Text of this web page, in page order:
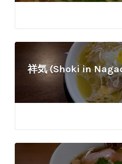
祥気 (Shoki in